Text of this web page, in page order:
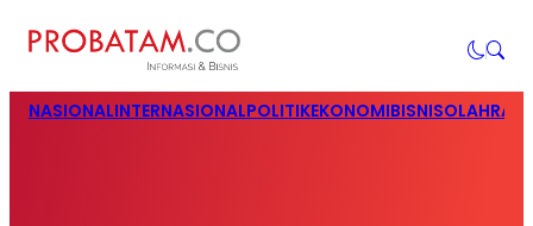
NASIONALINTERNASIONALPOLITIKEKONOMIBISNIS